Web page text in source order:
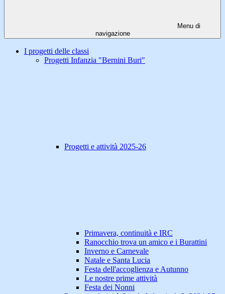
Menu di
navigazione
I progetti delle classi
Progetti Infanzia "Bernini Buri"
Progetti e attività 2025-26
Primavera, continuità e IRC
Ranocchio trova un amico e i Burattini
Inverno e Carnevale
Natale e Santa Lucia
Festa dell'accoglienza e Autunno
Le nostre prime attività
Festa dei Nonni